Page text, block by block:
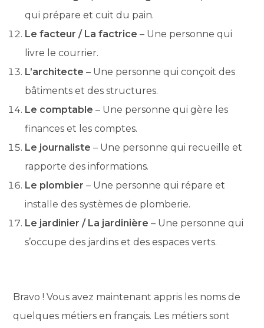
qui prépare et cuit du pain.
Le facteur / La factrice – Une personne qui
livre le courrier.
L’architecte – Une personne qui conçoit des
bâtiments et des structures.
Le comptable – Une personne qui gère les
finances et les comptes.
Le journaliste – Une personne qui recueille et
rapporte des informations.
Le plombier – Une personne qui répare et
installe des systèmes de plomberie.
Le jardinier / La jardinière – Une personne qui
s’occupe des jardins et des espaces verts.
Bravo ! Vous avez maintenant appris les noms de
quelques métiers en français. Les métiers sont